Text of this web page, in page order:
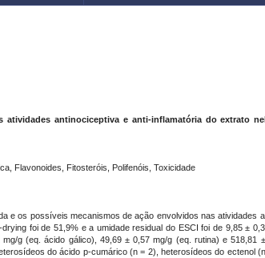
antinociceptiva e anti-inflamatória do extrato
Flavonoides, Fitosteróis, Polifenóis, Toxicidade
e os possíveis mecanismos de ação envolvidos nas atividades
foi de 51,9% e a umidade residual do ESCI foi de 9,85 ±
g (eq. ácido gálico), 49,69 ± 0,57 mg/g (eq. rutina) e 518,81
do ácido p-cumárico (n = 2), heterosídeos do ectenol